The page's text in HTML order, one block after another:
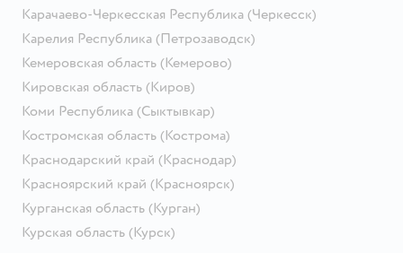
Карачаево-Черкесская Республика (Черкесск)
Карелия Республика (Петрозаводск)
Кемеровская область (Кемерово)
Кировская область (Киров)
Коми Республика (Сыктывкар)
Костромская область (Кострома)
Краснодарский край (Краснодар)
Красноярский край (Красноярск)
Курганская область (Курган)
Курская область (Курск)